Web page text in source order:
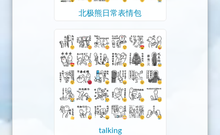
北极熊日常表情包
talking